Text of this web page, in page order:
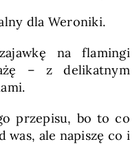
dla Weroniki.
na flamingi
– z delikatnym
przepisu, bo to co
was, ale napiszę co i